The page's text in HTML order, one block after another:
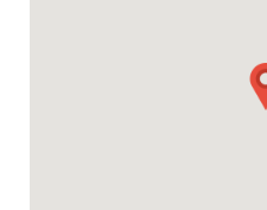
relajado y opciones
¡Ven y disfruta con